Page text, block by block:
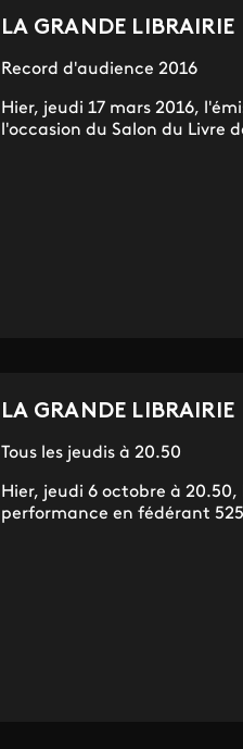
LA GRANDE LIBRAIRIE
Record d'audience 2016
Hier, jeudi 17 mars 2016,
l'occasion du Salon du Livre
LA GRANDE LIBRAIRIE
Tous les jeudis à 20.50
Hier, jeudi 6 octobre à
performance en fédérant